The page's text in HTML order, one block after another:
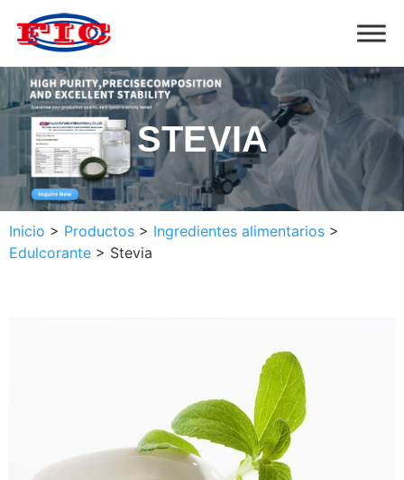
STEVIA
Inicio > Productos > Ingredientes alimentarios >
Edulcorante > Stevia